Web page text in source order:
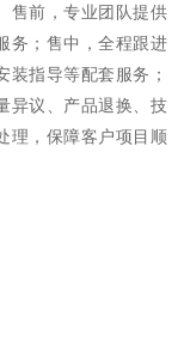
售前，专业团队提供
务；售中，全程跟进
装指导等配套服务；
异议、产品退换、技
理，保障客户项目顺